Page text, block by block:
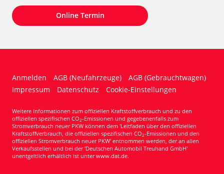
Online Termin
Anmelden AGB (Neufahrzeuge)
AGB (Gebrauchtwagen)
Impressum
Datenschutz Cookie-Einstellungen
Weitere Informationen zum offiziellen Kraftstoffverbrauch und zu den
offiziellen spezifischen CO2-Emissionen und gegebenenfalls zum
Stromverbrauch neuer PKW können dem 'Leitfaden über den offiziellen
Kraftstoffverbrauch, die offiziellen spezifischen CO2-Emissionen und den
offiziellen Stromverbrauch neuer PKW' entnommen werden, der an allen
Verkaufsstellen und bei der 'Deutschen Automobil Treuhand GmbH'
unentgeltlich erhältlich ist unter www.dat.de.